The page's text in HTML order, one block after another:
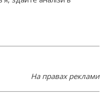
На правах реклами